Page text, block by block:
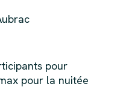
pour
pour la nuitée